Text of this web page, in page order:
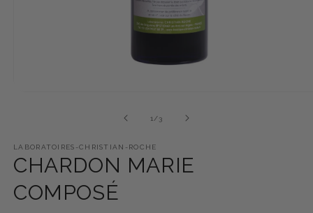
une
fenêtre
modale
1 /
de
3
LABORATOIRES-CHRISTIAN-ROCHE
CHARDON MARIE
COMPOSÉ